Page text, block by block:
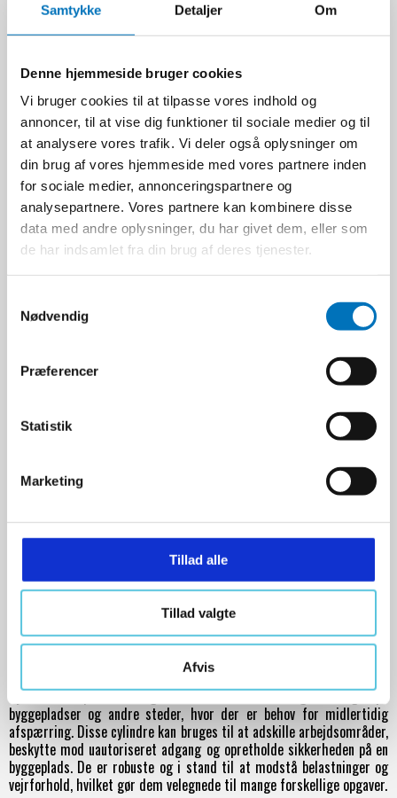
Samtykke Detaljer Om
Denne hjemmeside bruger cookies
Vi bruger cookies til at tilpasse vores indhold og
annoncer, til at vise dig funktioner til sociale medier og til
at analysere vores trafik. Vi deler også oplysninger om
din brug af vores hjemmeside med vores partnere inden
for sociale medier, annonceringspartnere og
analysepartnere. Vores partnere kan kombinere disse
data med andre oplysninger, du har givet dem, eller som
de har indsamlet fra din brug af deres tjenester.
Nødvendig
Præferencer
Statistik
Marketing
Tillad alle
Tillad valgte
Afvis
Afspærringshegn
Rød/Hvid i plast | 2x1 m
D100001054
749,00 DKK
VIS PRODUKT
for måleværktøj og afspærring og spiller en vigtig rolle i en bred
vifte af bygge- og konstruktionsprojekter. Disse værktøjer er
gør dem uundværlige for professionelle håndværkere og
entreprenører.
Lægter er lange trælægter i en karakteristisk rød/hvid farve. De
anvendes primært til at oprette klare afspærringer og markere
er let at opdage, selv på lang afstand, hvilket gør dem ideelle til at
advare om potentielle risici. Afspærringslægterne passer perfekt
ind i afspærringscylindre, hvilket giver mulighed for nem opsætning
af midlertidige sikkerhedsforanstaltninger.
Cylindre er specielt designet til at skabe klare afgrænsninger på
byggepladser og andre steder, hvor der er behov for midlertidig
afspærring. Disse cylindre kan bruges til at adskille arbejdsområder,
beskytte mod uautoriseret adgang og opretholde sikkerheden på en
byggeplads. De er robuste og i stand til at modstå belastninger og
vejrforhold, hvilket gør dem velegnede til mange forskellige opgaver.